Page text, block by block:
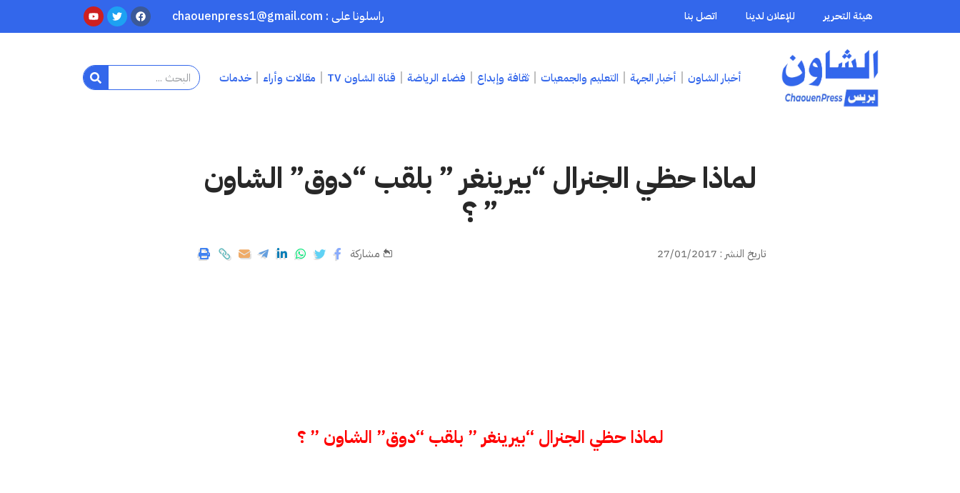
هيئة التحرير للإعلان لدينا اتصل بنا راسلونا على : chaouenpress1@gmail.com
أخبار الشاون أخبار الجهة التعليم والجمعيات ثقافة وإبداع فضاء الرياضة قناة الشاون TV مقالات وأراء خدمات
لماذا حظي الجنرال “بيرينغر ” بلقب “دوق” الشاون
” ؟
تاريخ النشر : 27/01/2017 مشاركة
لماذا حظي الجنرال “بيرينغر ” بلقب “دوق” الشاون ” ؟